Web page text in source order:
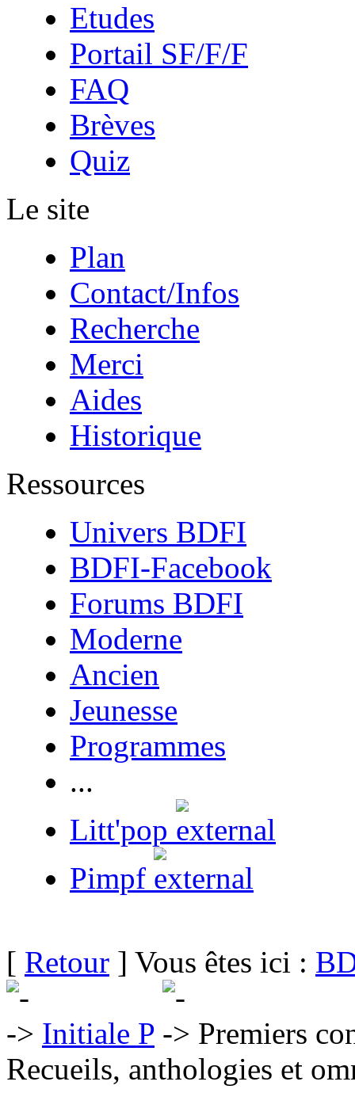
Etudes
Portail SF/F/F
FAQ
Brèves
Quiz
Le site
Plan
Contact/Infos
Recherche
Merci
Aides
Historique
Ressources
Univers BDFI
BDFI-Facebook
Forums BDFI
Moderne
Ancien
Jeunesse
Programmes
...
Litt'pop
Pimpf
[ Retour ] Vous êtes ici :
Initiale P
Premiers
Recueils, anthologies et